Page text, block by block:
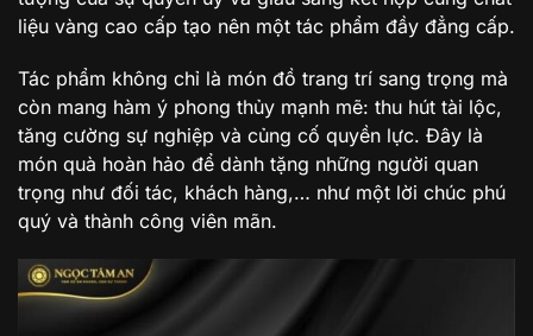
liệu vàng cao cấp tạo nên một tác phẩm đầy đẳng cấp.
Tác phẩm không chỉ là món đồ trang trí sang trọng mà
còn mang hàm ý phong thủy mạnh mẽ: thu hút tài lộc,
tăng cường sự nghiệp và củng cố quyền lực. Đây là
món quà hoàn hảo để dành tặng những người quan
trọng như đối tác, khách hàng,… như một lời chúc phú
quý và thành công viên mãn.